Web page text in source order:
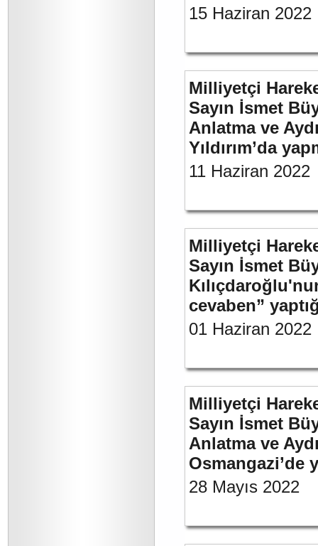
15 Haziran 2022
Milliyetçi
Sayın İsmet
Anlatma ve
Yıldırım’da
11 Haziran 2022
Milliyetçi
Sayın İsmet
cevaben”
01 Haziran 2022
Milliyetçi
Sayın İsmet
Anlatma ve
Osmangazi’de
28 Mayıs 2022